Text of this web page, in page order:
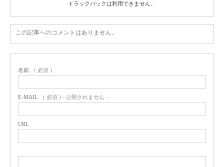
トラックバックは利用できません。
この記事へのコメントはありません。
名前 ( 必須 )
E-MAIL ( 必須 ) - 公開されません -
URL